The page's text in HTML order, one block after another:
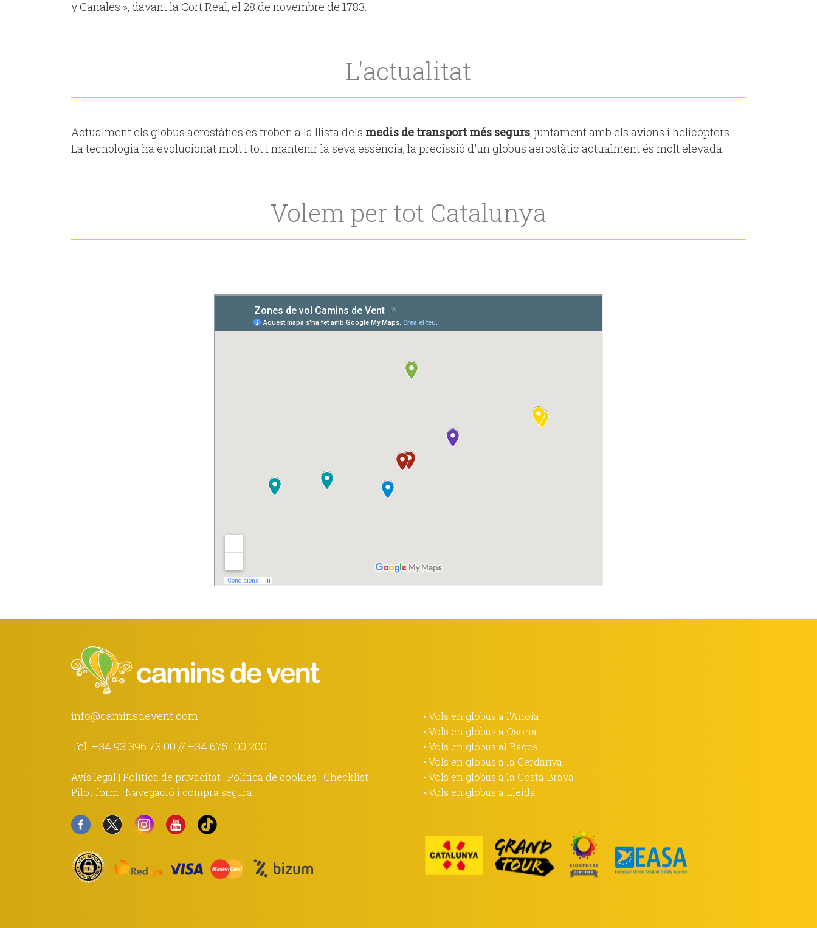
y Canales », davant la Cort Real, el 28 de novembre de 1783.
L'actualitat
Actualment els globus aerostàtics es troben a la llista dels medis de transport més segurs, juntament amb els avions i helicòpters.
La tecnologia ha evolucionat molt i tot i mantenir la seva essència, la precissió d'un globus aerostàtic actualment és molt elevada.
Volem per tot Catalunya
info@caminsdevent.com
Tel. +34 93 396 73 00 // +34 675 100 200
Avís legal | Política de privacitat | Política de cookies | Checklist
Pilot form | Navegació i compra segura
• Vols en globus a l'Anoia
• Vols en globus a Osona
• Vols en globus al Bages
• Vols en globus a la Cerdanya
• Vols en globus a la Costa Brava
• Vols en globus a Lleida